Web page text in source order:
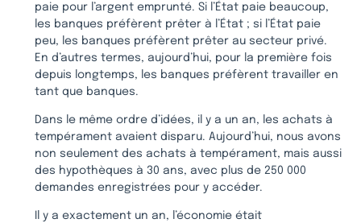
paie pour l’argent emprunté. Si l’État paie beaucoup,
les banques préfèrent prêter à l’État ; si l’État paie
peu, les banques préfèrent prêter au secteur privé.
En d’autres termes, aujourd’hui, pour la première fois
depuis longtemps, les banques préfèrent travailler en
tant que banques.
Dans le même ordre d’idées, il y a un an, les achats à
tempérament avaient disparu. Aujourd’hui, nous avons
non seulement des achats à tempérament, mais aussi
des hypothèques à 30 ans, avec plus de 250 000
demandes enregistrées pour y accéder.
Il y a exactement un an, l’économie était